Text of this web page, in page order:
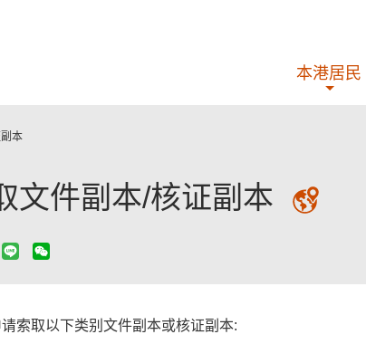
本港居民
本
文件副本/核证副本
索取以下类别文件副本或核证副本: